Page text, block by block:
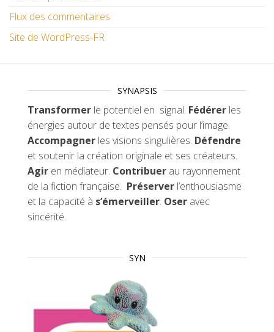
Flux des commentaires
Site de WordPress-FR
SYNAPSIS
Transformer le potentiel en signal. Fédérer les
énergies autour de textes pensés pour l’image.
Accompagner les visions singulières. Défendre
et soutenir la création originale et ses créateurs.
Agir en médiateur. Contribuer au rayonnement
de la fiction française. Préserver l’enthousiasme
et la capacité à s’émerveiller. Oser avec
sincérité.
SYN